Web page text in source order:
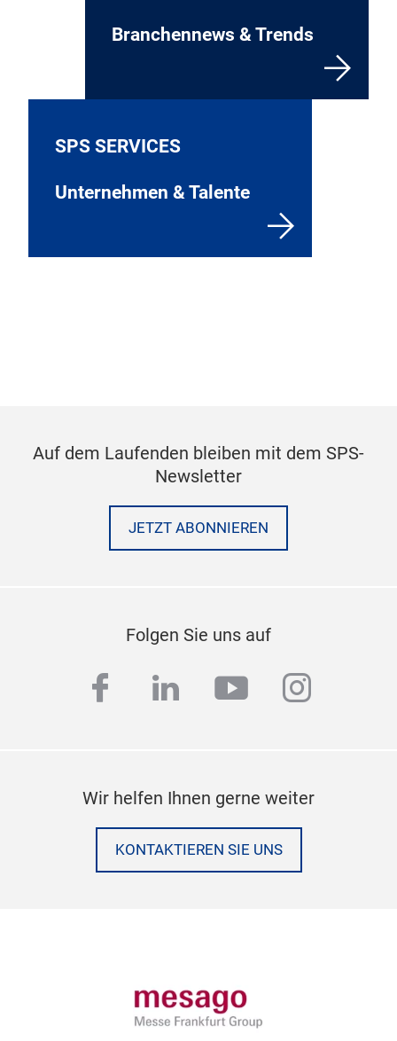
Branchennews & Trends
SPS SERVICES
Unternehmen & Talente
Auf dem Laufenden bleiben mit dem SPS-
Newsletter
JETZT ABONNIEREN
Folgen Sie uns auf
facebook
linkedinyoutube
Wir helfen Ihnen gerne weiter
KONTAKTIEREN SIE UNS